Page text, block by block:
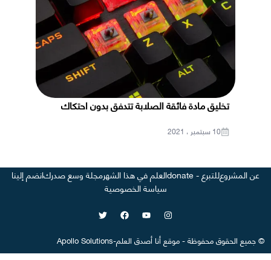
تخليق مادة فائقة الصلابة تتدفق بدون احتكاك
10 سبتمبر ، 2021
عن المشروعللتبرع - donate العلم في هذا الشهرمجلة وسع صدركانضم إلينا
سياسة الخصوصية
©جميع الحقوق محفوظة-موقع أنا أصدق العلم-
Apollo Solutions